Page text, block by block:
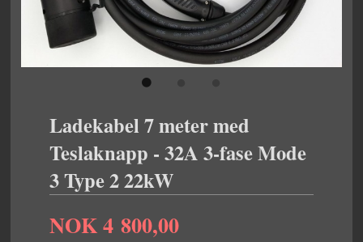
Ladekabel 7 meter med
Teslaknapp - 32A 3-fase Mode
3 Type 2 22kW
NOK4 800,00